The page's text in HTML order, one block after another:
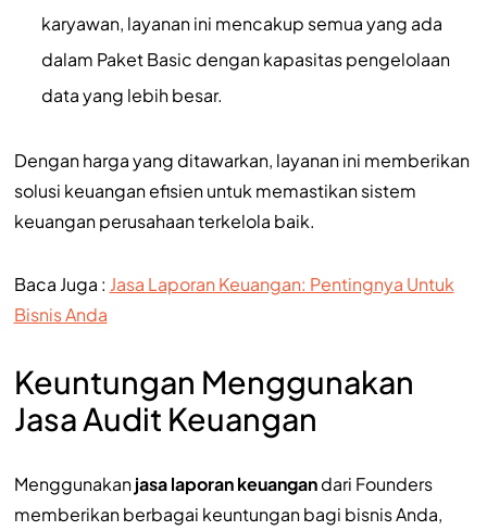
karyawan, layanan ini mencakup semua yang ada
dalam Paket Basic dengan kapasitas pengelolaan
data yang lebih besar.
Dengan harga yang ditawarkan, layanan ini memberikan
solusi keuangan efisien untuk memastikan sistem
keuangan perusahaan terkelola baik.
Baca Juga : Jasa Laporan Keuangan: Pentingnya Untuk
Bisnis Anda
Keuntungan Menggunakan
Jasa Audit Keuangan
Menggunakanjasa laporan keuangandari Founders
memberikan berbagai keuntungan bagi bisnis Anda,